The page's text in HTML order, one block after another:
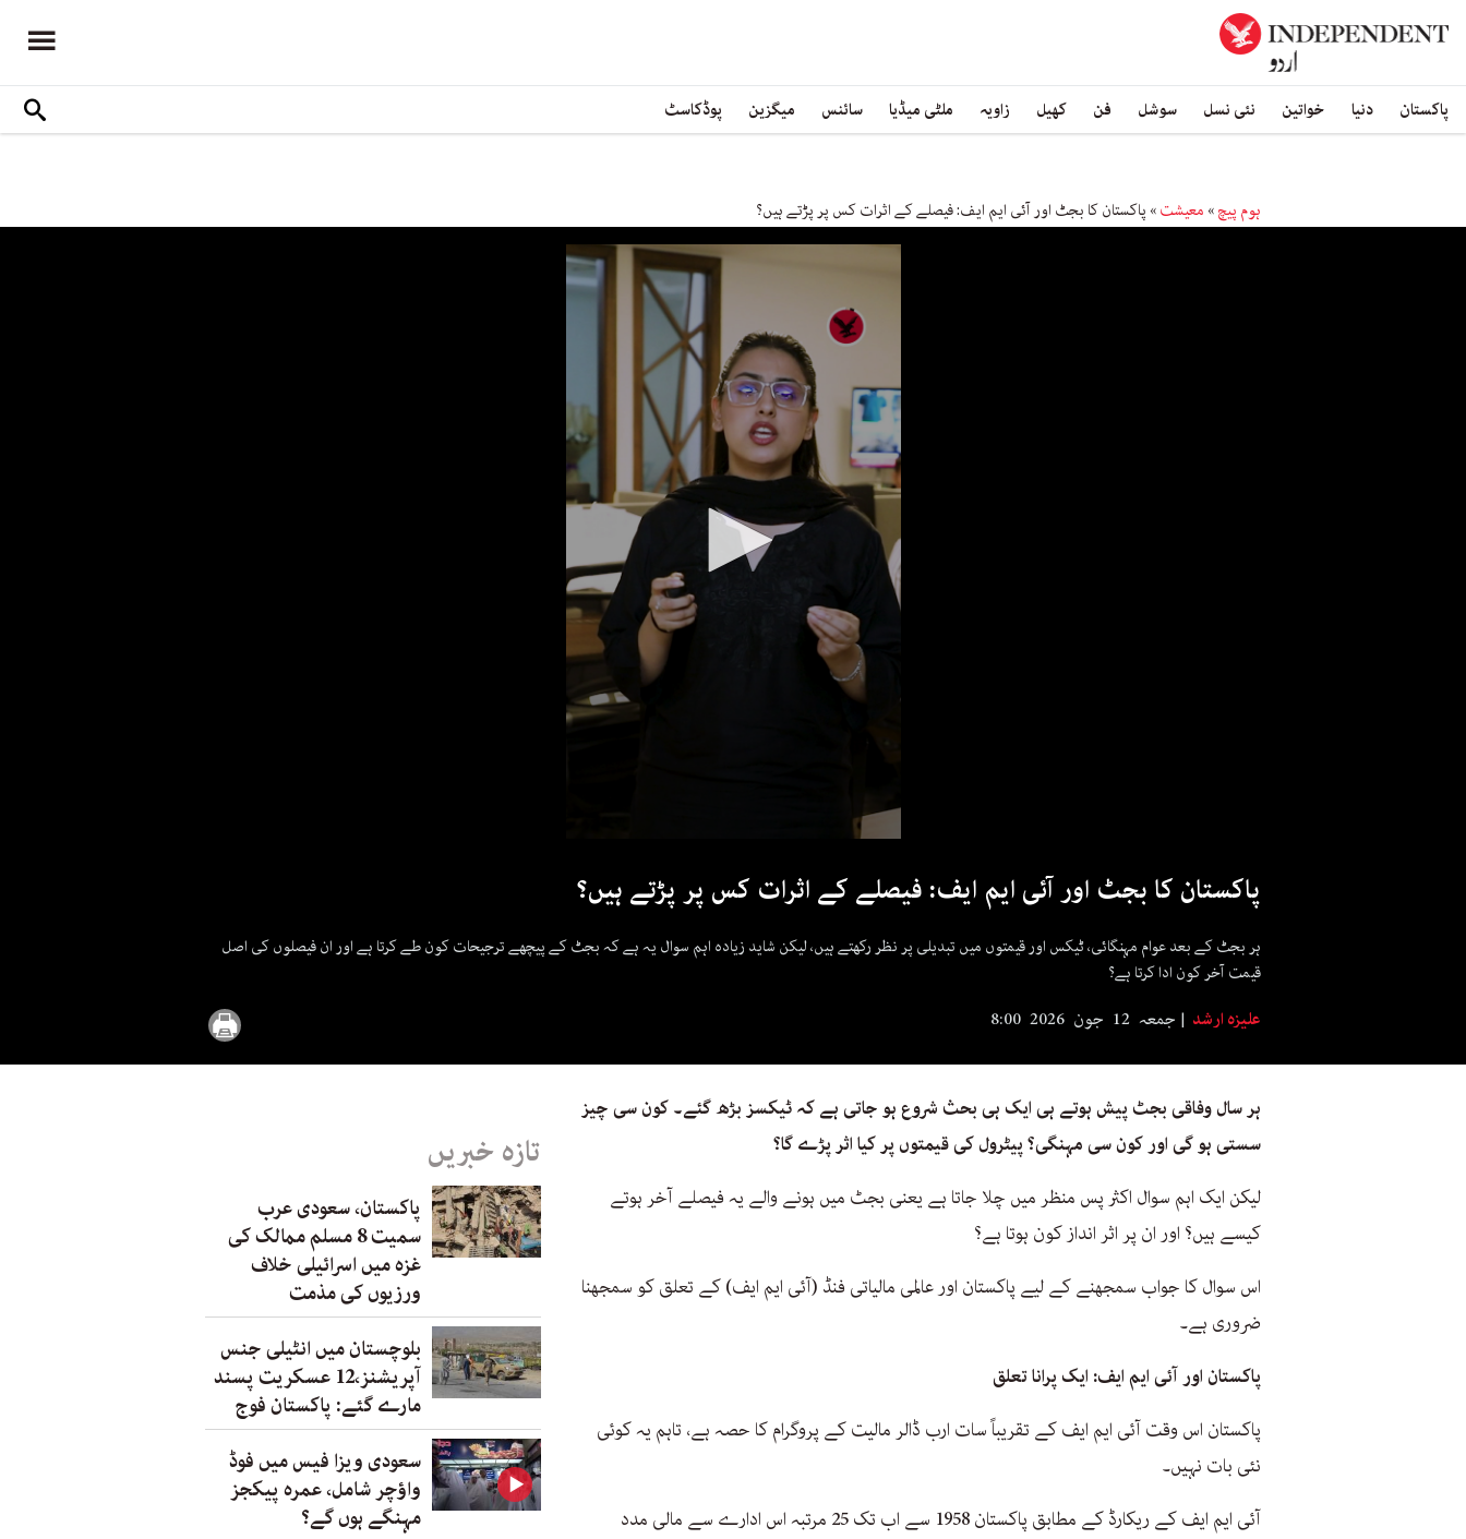
پاکستان دنیا خواتین نئی نسل سوشل فن کھیل زاویہ ملٹی میڈیا سائنس میگزین پوڈکاسٹ
ہوم پیچ» معیشت» پاکستان کا بجٹ اور آئی ایم ایف: فیصلے کے اثرات کس پر پڑتے ہیں؟
seconds Volume
پاکستان کا بجٹ اور آئی ایم ایف: فیصلے کے اثرات کس پر پڑتے ہیں؟
ہر بجٹ کے بعد عوام مہنگائی، ٹیکس اور قیمتوں میں تبدیلی پر نظر رکھتے ہیں، لیکن شاید زیادہ اہم سوال یہ ہے کہ بجٹ کے پیچھے ترجیحات کون طے کرتا ہے اور ان فیصلوں کی اصل
قیمت آخر کون ادا کرتا ہے؟
علیزہ ارشد جمعہ 12 جون 2026 8:00
ہر سال وفاقی بجٹ پیش ہوتے ہی ایک ہی بحث شروع ہو جاتی ہے کہ ٹیکسز بڑھ گئے۔ کون سی چیز
سستی ہو گی اور کون سی مہنگی؟ پیٹرول کی قیمتوں پر کیا اثر پڑے گا؟
لیکن ایک اہم سوال اکثر پس منظر میں چلا جاتا ہے یعنی بجٹ میں ہونے والے یہ فیصلے آخر ہوتے
کیسے ہیں؟ اور ان پر اثر انداز کون ہوتا ہے؟
اس سوال کا جواب سمجھنے کے لیے پاکستان اور عالمی مالیاتی فنڈ (آئی ایم ایف) کے تعلق کو سمجھنا
ضروری ہے۔
پاکستان اور آئی ایم ایف: ایک پرانا تعلق
پاکستان اس وقت آئی ایم ایف کے تقریباً سات ارب ڈالر مالیت کے پروگرام کا حصہ ہے، تاہم یہ کوئی
نئی بات نہیں۔
آئی ایم ایف کے ریکارڈ کے مطابق پاکستان 1958 سے اب تک 25 مرتبہ اس ادارے سے مالی مدد
تازہ خبریں
پاکستان، سعودی عرب
سمیت 8 مسلم ممالک کی
غزہ میں اسرائیلی خلاف
ورزیوں کی مذمت
بلوچستان میں انٹیلی جنس
آپریشنز،12 عسکریت پسند
مارے گئے: پاکستان فوج
سعودی ویزا فیس میں فوڈ
واؤچر شامل، عمرہ پیکجز
مہنگے ہوں گے؟